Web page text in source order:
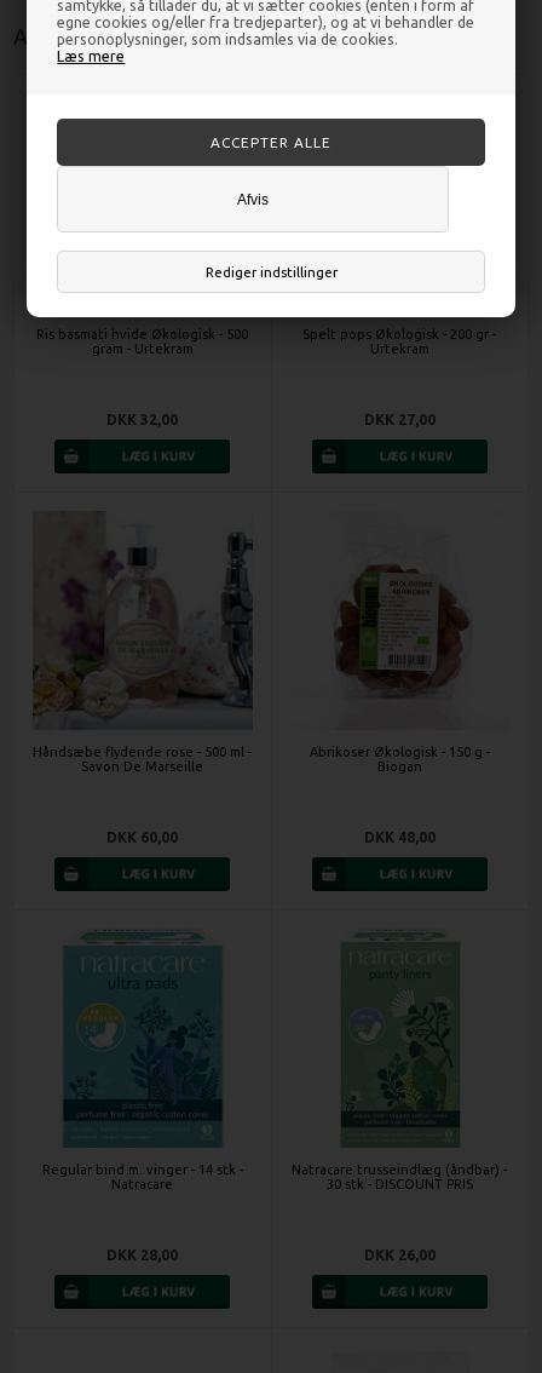
samtykke, så tillader du, at vi sætter cookies (enten i form af
egne cookies og/eller fra tredjeparter), og at vi behandler de
personoplysninger, som indsamles via de cookies.
Læs mere
Rediger indstillinger
Afvis
Andre kunder købte også
Ris basmati hvide Økologisk - 500
gram - Urtekram
DKK 32,00
Spelt pops Økologisk - 200 gr -
Urtekram
DKK 27,00
Håndsæbe flydende rose - 500 ml -
Savon De Marseille
DKK 60,00
Abrikoser Økologisk - 150 g -
Biogan
DKK 48,00
Regular bind m. vinger - 14 stk -
Natracare
DKK 28,00
Natracare trusseindlæg (åndbar) -
30 stk - DISCOUNT PRIS
DKK 26,00